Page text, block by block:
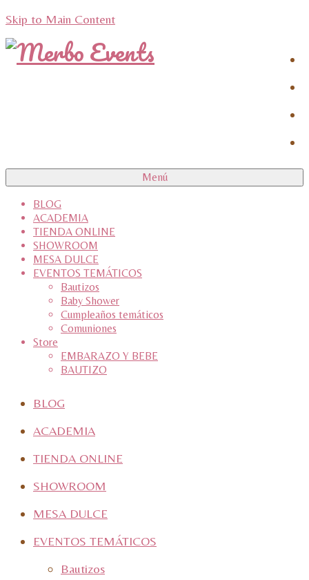
Skip to Main Content
Menú
BLOG
ACADEMIA
TIENDA ONLINE
SHOWROOM
MESA DULCE
EVENTOS TEMÁTICOS
Bautizos
Baby Shower
Cumpleaños temáticos
Comuniones
Store
EMBARAZO Y BEBE
BAUTIZO
BLOG
ACADEMIA
TIENDA ONLINE
SHOWROOM
MESA DULCE
EVENTOS TEMÁTICOS
Bautizos